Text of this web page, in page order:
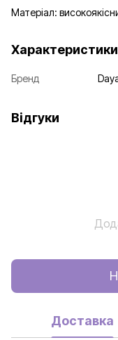
Матеріал:
Характеристики
Бренд
Відгуки
Доставка